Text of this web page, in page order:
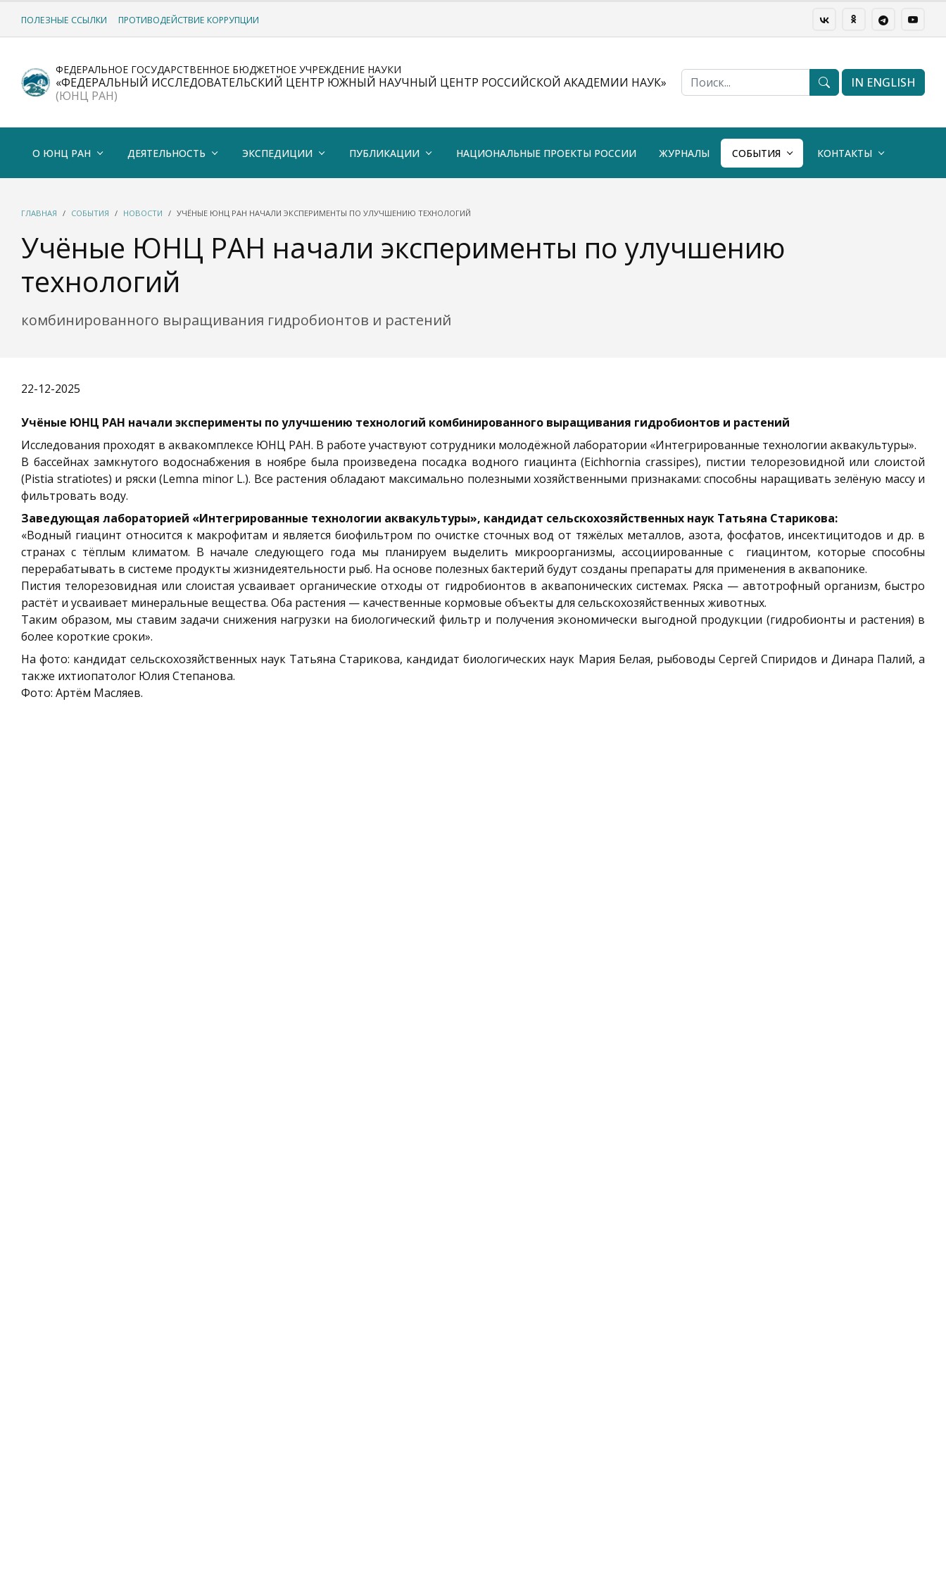
ПОЛЕЗНЫЕ ССЫЛКИ ПРОТИВОДЕЙСТВИЕ КОРРУПЦИИ
ФЕДЕРАЛЬНОЕ ГОСУДАРСТВЕННОЕ БЮДЖЕТНОЕ УЧРЕЖДЕНИЕ НАУКИ
«ФЕДЕРАЛЬНЫЙ ИССЛЕДОВАТЕЛЬСКИЙ ЦЕНТР ЮЖНЫЙ НАУЧНЫЙ ЦЕНТР РОССИЙСКОЙ АКАДЕМИИ НАУК»
(ЮНЦ РАН)
IN ENGLISH
О ЮНЦ РАН ДЕЯТЕЛЬНОСТЬ ЭКСПЕДИЦИИ ПУБЛИКАЦИИ НАЦИОНАЛЬНЫЕ ПРОЕКТЫ РОССИИ ЖУРНАЛЫ СОБЫТИЯ КОНТАКТЫ
ГЛАВНАЯ СОБЫТИЯ НОВОСТИ УЧЁНЫЕ ЮНЦ РАН НАЧАЛИ ЭКСПЕРИМЕНТЫ ПО УЛУЧШЕНИЮ ТЕХНОЛОГИЙ
Учёные ЮНЦ РАН начали эксперименты по улучшению
технологий
комбинированного выращивания гидробионтов и растений
22-12-2025
Учёные ЮНЦ РАН начали эксперименты по улучшению технологий комбинированного выращивания гидробионтов и растений
Исследования проходят в аквакомплексе ЮНЦ РАН. В работе участвуют сотрудники молодёжной лаборатории «Интегрированные технологии аквакультуры».
В бассейнах замкнутого водоснабжения в ноябре была произведена посадка водного гиацинта (Eichhornia crassipes), пистии телорезовидной или слоистой
(Pistia stratiotes) и ряски (Lemna minor L.). Все растения обладают максимально полезными хозяйственными признаками: способны наращивать зелёную массу и
фильтровать воду.
Заведующая лабораторией «Интегрированные технологии аквакультуры», кандидат сельскохозяйственных наук Татьяна Старикова:
«Водный гиацинт относится к макрофитам и является биофильтром по очистке сточных вод от тяжёлых металлов, азота, фосфатов, инсектицитодов и др. в
странах с тёплым климатом. В начале следующего года мы планируем выделить микроорганизмы, ассоциированные с гиацинтом, которые способны
перерабатывать в системе продукты жизнидеятельности рыб. На основе полезных бактерий будут созданы препараты для применения в аквапонике.
Пистия телорезовидная или слоистая усваивает органические отходы от гидробионтов в аквапонических системах. Ряска — автотрофный организм, быстро
растёт и усваивает минеральные вещества. Оба растения — качественные кормовые объекты для сельскохозяйственных животных.
Таким образом, мы ставим задачи снижения нагрузки на биологический фильтр и получения экономически выгодной продукции (гидробионты и растения) в
более короткие сроки».
На фото: кандидат сельскохозяйственных наук Татьяна Старикова, кандидат биологических наук Мария Белая, рыбоводы Сергей Спиридов и Динара Палий, а
также ихтиопатолог Юлия Степанова.
Фото: Артём Масляев.